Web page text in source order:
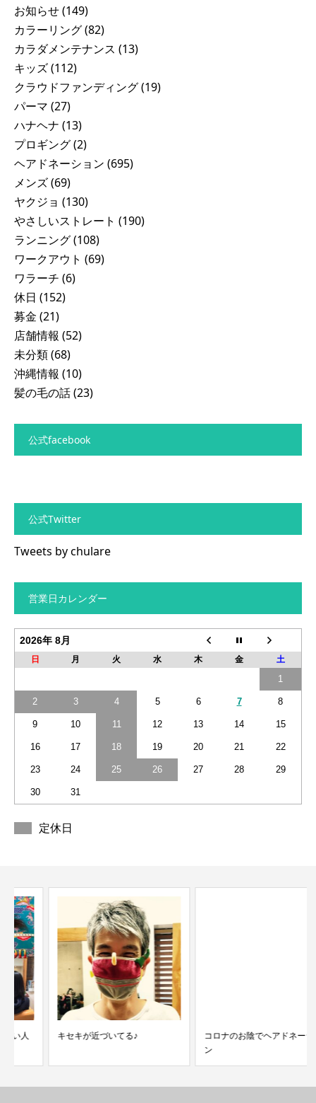
お知らせ(149)
カラーリング(82)
カラダメンテナンス (13)
キッズ(112)
クラウドファンディング(19)
パーマ (27)
ハナヘナ (13)
プロギング(2)
ヘアドネーション (695)
メンズ(69)
ヤクジョ (130)
やさしいストレート (190)
ランニング(108)
ワークアウト (69)
ワラーチ (6)
休日 (152)
募金 (21)
店舗情報 (52)
未分類(68)
沖縄情報 (10)
髪の毛の話(23)
公式facebook
公式Twitter
Tweets by chulare
営業日カレンダー
2026年 8月
日 月 火 水 木 金 土
1
2 3 4 5 6 7 8
9 10 11 12 13 14 15
16 17 18 19 20 21 22
23 24 25 26 27 28 29
30 31
定休日
キセキが近づいてる♪
コロナのお陰でヘアドネーショ